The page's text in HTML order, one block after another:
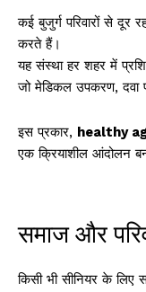
कई बुजुर्ग परिवारों से दूर
करते हैं।
यह संस्था हर शहर में
जो मेडिकल उपकरण, दवा
इस प्रकार, healthy
एक क्रियाशील आंदोलन
समाज और
किसी भी सीनियर के लिए